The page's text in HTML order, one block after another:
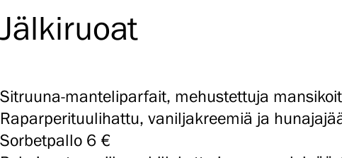
Jälkiruoat
Sitruuna-manteliparfait, mehustettuja
Raparperituulihattu, vaniljakreemiä ja
Sorbetpallo 6 €